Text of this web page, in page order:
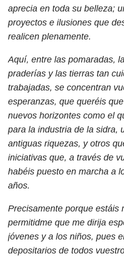
aprecia en toda su belleza;
proyectos e ilusiones que
realicen plenamente.
Aquí, entre las pomaradas,
praderías y las tierras tan
trabajadas, se concentran
esperanzas, que queréis
nuevos horizontes como el
para la industria de la sidra,
antiguas riquezas, y otros
iniciativas que, a través de
habéis puesto en marcha a
años.
Precisamente porque estáis
permitidme que me dirija
jóvenes y a los niños, pues
depositarios de todos